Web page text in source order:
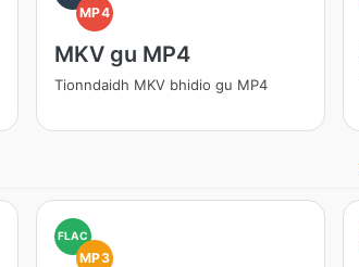
MP4
MKV gu MP4
Tionndaidh MKV bhidio gu MP4
FLAC
MP3